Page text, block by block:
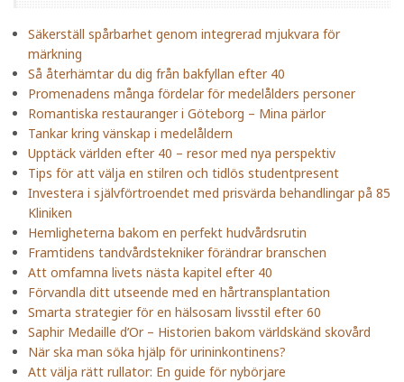
Säkerställ spårbarhet genom integrerad mjukvara för
märkning
Så återhämtar du dig från bakfyllan efter 40
Promenadens många fördelar för medelålders personer
Romantiska restauranger i Göteborg – Mina pärlor
Tankar kring vänskap i medelåldern
Upptäck världen efter 40 – resor med nya perspektiv
Tips för att välja en stilren och tidlös studentpresent
Investera i självförtroendet med prisvärda behandlingar på 85
Kliniken
Hemligheterna bakom en perfekt hudvårdsrutin
Framtidens tandvårdstekniker förändrar branschen
Att omfamna livets nästa kapitel efter 40
Förvandla ditt utseende med en hårtransplantation
Smarta strategier för en hälsosam livsstil efter 60
Saphir Medaille d’Or – Historien bakom världskänd skovård
När ska man söka hjälp för urininkontinens?
Att välja rätt rullator: En guide för nybörjare